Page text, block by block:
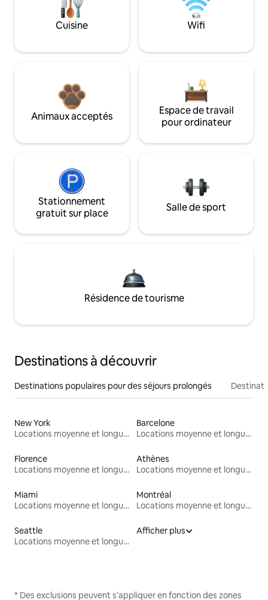
Cuisine Wifi
Animaux acceptés
Espace de travail
pour ordinateur
Stationnement
gratuit sur place
Salle de sport
Résidence de tourisme
Destinations à découvrir
Destinations populaires pour des séjours prolongés
New York
Locations moyenne et longue durée
Barcelone
Locations moyenne et longue durée
Florence
Locations moyenne et longue durée
Athènes
Locations moyenne et longue durée
Miami
Locations moyenne et longue durée
Montréal
Locations moyenne et longue durée
Seattle
Locations moyenne et longue durée
Afficher plus
* Des exclusions peuvent s'appliquer en fonction des zones